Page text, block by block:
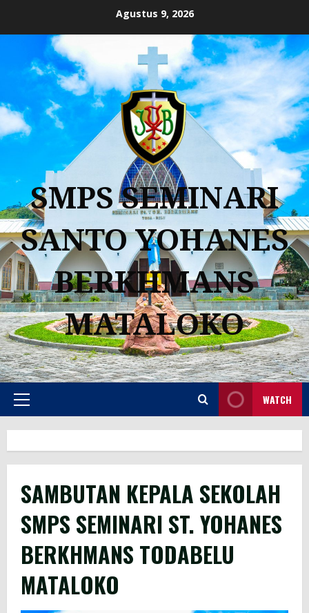
Agustus 9, 2026
SMPS SEMINARI
SANTO YOHANES
BERKHMANS
MATALOKO
WATCH
SAMBUTAN KEPALA SEKOLAH
SMPS SEMINARI ST. YOHANES
BERKHMANS TODABELU
MATALOKO